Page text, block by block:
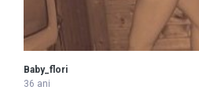
Baby_flori
36 ani